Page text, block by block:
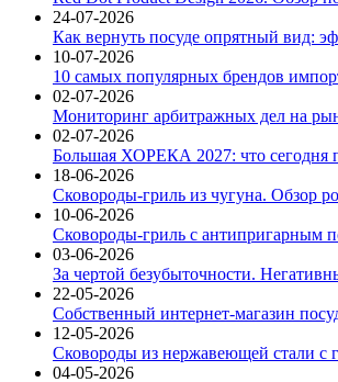
24-07-2026
Как вернуть посуде опрятный вид:
10-07-2026
10 самых популярных брендов
02-07-2026
Мониторинг арбитражных дел на
02-07-2026
Большая ХОРЕКА 2027: что сегодня
18-06-2026
Сковороды-гриль из чугуна. Обзор
10-06-2026
Сковороды-гриль с антипригарным
03-06-2026
За чертой безубыточности.
22-05-2026
Собственный интернет-магазин
12-05-2026
Сковороды из нержавеющей стали с
04-05-2026